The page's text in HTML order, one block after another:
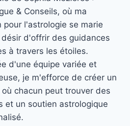
& Conseils, où ma
pour l'astrologie se marie
désir d'offrir des guidances
à travers les étoiles.
d'une équipe variée et
je m'efforce de créer un
où chacun peut trouver des
et un soutien astrologique